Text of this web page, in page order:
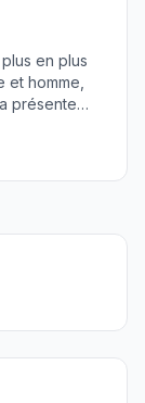
en plus
et homme,
présente